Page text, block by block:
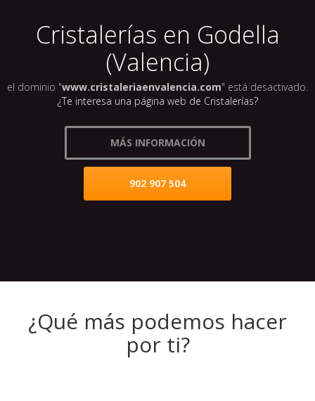
Cristalerías en Godella
(Valencia)
el dominio "www.cristaleriaenvalencia.com" está desactivado.
¿Te interesa una página web de Cristalerías?
MÁS INFORMACIÓN
902 907 504
¿Qué más podemos hacer
por ti?